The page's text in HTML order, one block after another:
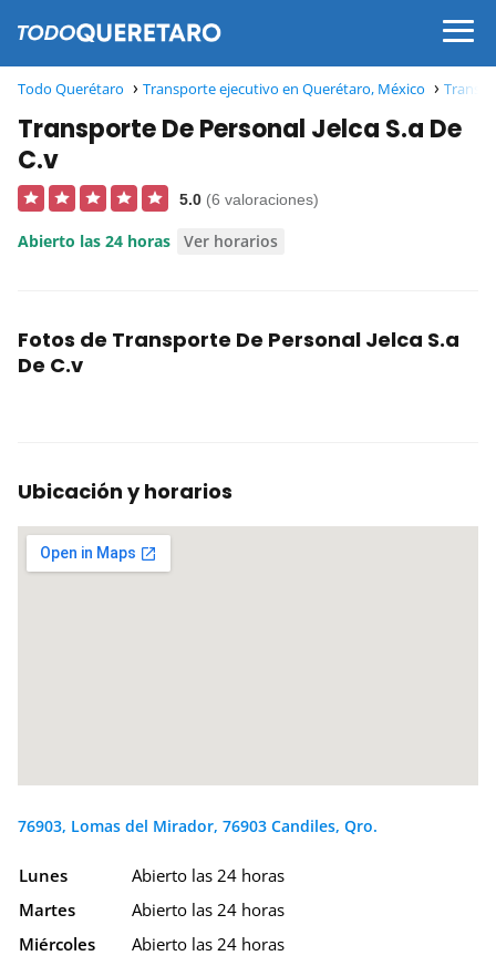
Todo Querétaro Transporte ejecutivo en Querétaro, México
Transporte De Personal Jelca S.a De
C.v
5.0 (6 valoraciones)
Abierto las 24 horas Ver horarios
Fotos de Transporte De Personal Jelca S.a
De C.v
Ubicación y horarios
76903, Lomas del Mirador, 76903 Candiles, Qro.
Lunes
Abierto las 24 horas
Martes
Abierto las 24 horas
Miércoles
Abierto las 24 horas